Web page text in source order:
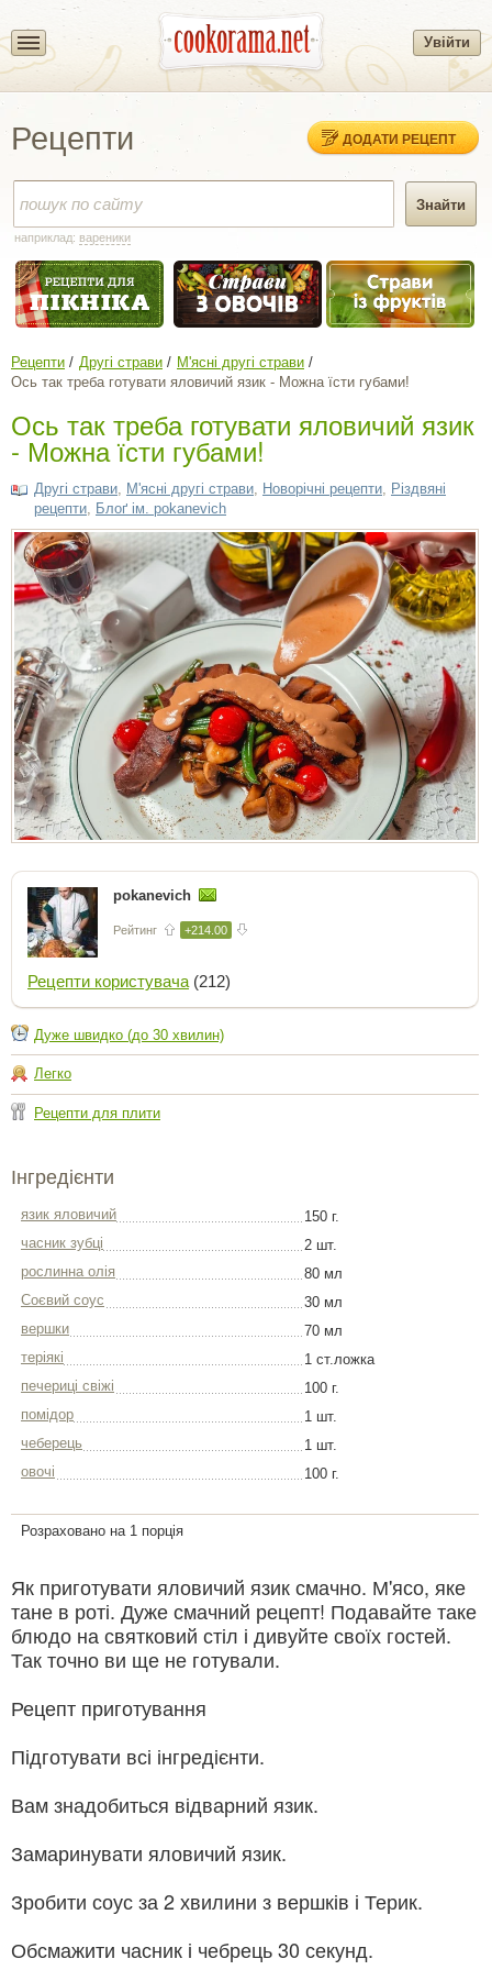
Увійти
Рецепти ДОДАТИ РЕЦЕПТ
наприклад: вареники
Рецепти Другі страви
М'ясні другі страви
Ось так треба готувати яловичий язик - Можна їсти губами!
Ось так треба готувати яловичий язик
- Можна їсти губами!
Другі страви М'ясні другі страви Новорічні рецепти Різдвяні
рецепти Блоґ ім. pokanevich
pokanevich
Рейтинг +214.00
Рецепти користувача (212)
Дуже швидко (до 30 хвилин)
Легко
Рецепти для плити
Інгредієнти
язик яловичий
150 г.
часник зубці
2 шт.
рослинна олія
80 мл
Соєвий соус
30 мл
вершки
70 мл
теріякі
1 ст.ложка
печерицi свіжі
100 г.
помідор
1 шт.
чеберець
1 шт.
овочі
100 г.
Розраховано на 1 порція
Як приготувати яловичий язик смачно. М'ясо, яке
тане в роті. Дуже смачний рецепт! Подавайте таке
блюдо на святковий стіл і дивуйте своїх гостей.
Так точно ви ще не готували.
Рецепт приготування
Підготувати всі інгредієнти.
Вам знадобиться відварний язик.
Замаринувати яловичий язик.
Зробити соус за 2 хвилини з вершків і Терик.
Обсмажити часник і чебрець 30 секунд.